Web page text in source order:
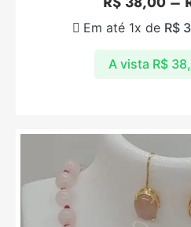
de
A vista R$
Em até 1x de R$